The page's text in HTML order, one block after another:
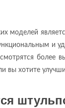
моделей
и
более
вы хотите